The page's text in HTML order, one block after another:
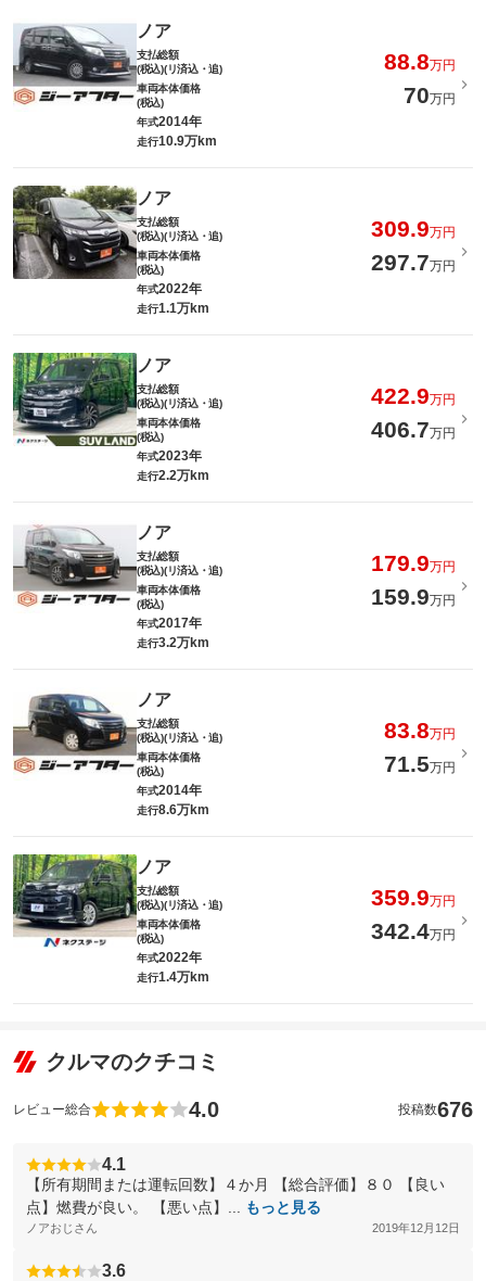
ノア
支払総額
(税込)(リ済込・追)
88.8万円
車両本体価格
(税込)
70万円
年式2014年
走行10.9万km
ノア
支払総額
(税込)(リ済込・追)
309.9万円
車両本体価格
(税込)
297.7万円
年式2022年
走行1.1万km
ノア
支払総額
(税込)(リ済込・追)
422.9万円
車両本体価格
(税込)
406.7万円
年式2023年
走行2.2万km
ノア
支払総額
(税込)(リ済込・追)
179.9万円
車両本体価格
(税込)
159.9万円
年式2017年
走行3.2万km
ノア
支払総額
(税込)(リ済込・追)
83.8万円
車両本体価格
(税込)
71.5万円
年式2014年
走行8.6万km
ノア
支払総額
(税込)(リ済込・追)
359.9万円
車両本体価格
(税込)
342.4万円
年式2022年
走行1.4万km
クルマのクチコミ
レビュー総合 4.0 投稿数676
4.1
【所有期間または運転回数】４か月 【総合評価】８０ 【良い
点】燃費が良い。 【悪い点】...
もっと見る
ノアおじさん 2019年12月12日
3.6